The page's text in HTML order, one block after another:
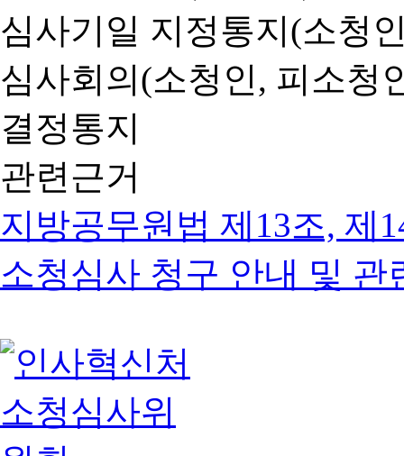
심사기일 지정통지(소청
심사회의(소청인, 피소청
결정통지
관련근거
지방공무원법 제13조, 제
소청심사 청구 안내 및 관